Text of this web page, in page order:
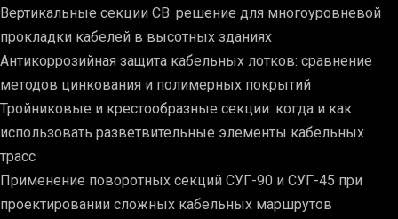
Вертикальные секции СВ: решение для многоуровневой
прокладки кабелей в высотных зданиях
Антикоррозийная защита кабельных лотков: сравнение
методов цинкования и полимерных покрытий
Тройниковые и крестообразные секции: когда и как
использовать разветвительные элементы кабельных
трасс
Применение поворотных секций СУГ-90 и СУГ-45 при
проектировании сложных кабельных маршрутов